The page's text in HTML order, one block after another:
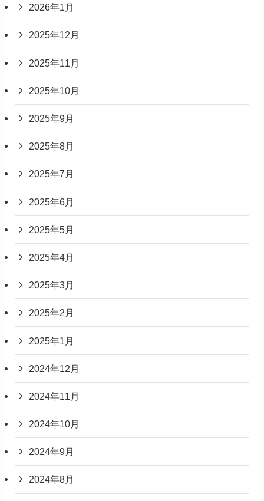
2026年1月
2025年12月
2025年11月
2025年10月
2025年9月
2025年8月
2025年7月
2025年6月
2025年5月
2025年4月
2025年3月
2025年2月
2025年1月
2024年12月
2024年11月
2024年10月
2024年9月
2024年8月